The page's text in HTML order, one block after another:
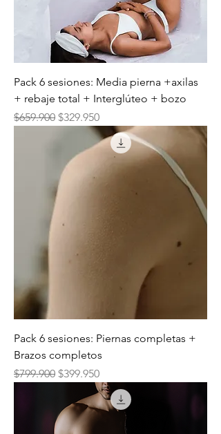
Pack 6 sesiones: Media pierna +axilas
+ rebaje total + Interglúteo + bozo
Precio
$659.900 Precio de oferta
$329.950
Pack 6 sesiones: Piernas completas +
Brazos completos
Precio
$799.900 Precio de oferta
$399.950